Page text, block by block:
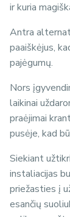
ir kuria
Antra
paaiškėjus,
pajėgumų.
Nors
laikinai
praėjimai
pusėje, kad
Siekiant
instaliacijas
priežasties į
esančių